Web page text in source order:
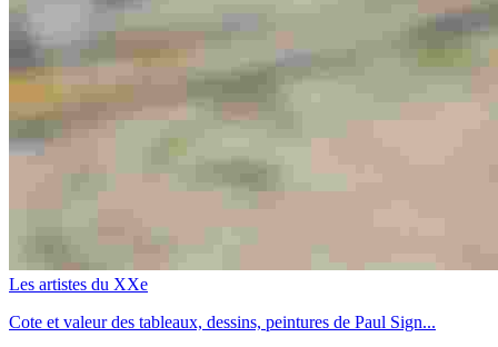
Les artistes du XXe
Cote et valeur des tableaux, dessins, peintures de Paul Sign...